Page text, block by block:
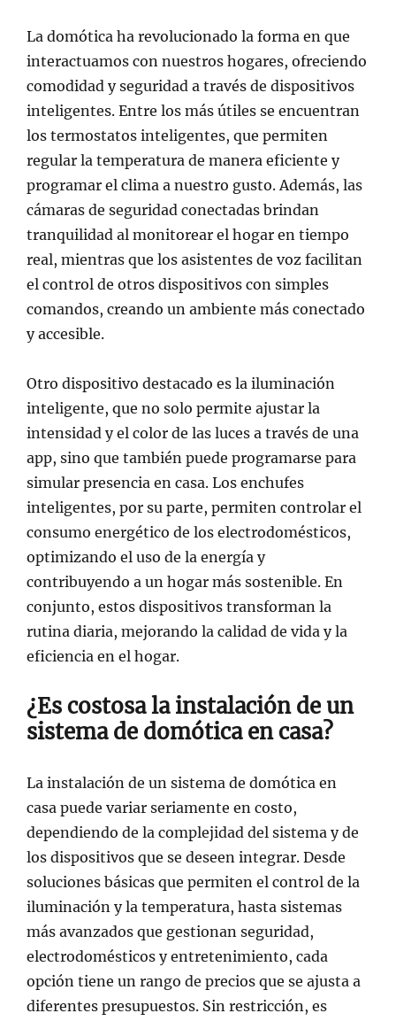
La domótica ha revolucionado la forma en que
interactuamos con nuestros hogares, ofreciendo
comodidad y seguridad a través de dispositivos
inteligentes. Entre los más útiles se encuentran
los termostatos inteligentes, que permiten
regular la temperatura de manera eficiente y
programar el clima a nuestro gusto. Además, las
cámaras de seguridad conectadas brindan
tranquilidad al monitorear el hogar en tiempo
real, mientras que los asistentes de voz facilitan
el control de otros dispositivos con simples
comandos, creando un ambiente más conectado
y accesible.
Otro dispositivo destacado es la iluminación
inteligente, que no solo permite ajustar la
intensidad y el color de las luces a través de una
app, sino que también puede programarse para
simular presencia en casa. Los enchufes
inteligentes, por su parte, permiten controlar el
consumo energético de los electrodomésticos,
optimizando el uso de la energía y
contribuyendo a un hogar más sostenible. En
conjunto, estos dispositivos transforman la
rutina diaria, mejorando la calidad de vida y la
eficiencia en el hogar.
¿Es costosa la instalación de un
sistema de domótica en casa?
La instalación de un sistema de domótica en
casa puede variar seriamente en costo,
dependiendo de la complejidad del sistema y de
los dispositivos que se deseen integrar. Desde
soluciones básicas que permiten el control de la
iluminación y la temperatura, hasta sistemas
más avanzados que gestionan seguridad,
electrodomésticos y entretenimiento, cada
opción tiene un rango de precios que se ajusta a
diferentes presupuestos. Sin restricción, es